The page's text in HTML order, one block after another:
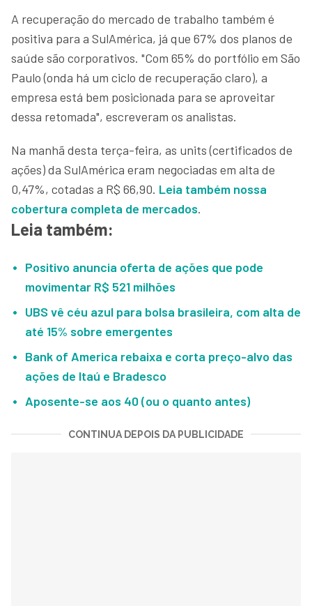
A recuperação do mercado de trabalho também é
positiva para a SulAmérica, já que 67% dos planos de
saúde são corporativos. "Com 65% do portfólio em São
Paulo (onda há um ciclo de recuperação claro), a
empresa está bem posicionada para se aproveitar
dessa retomada", escreveram os analistas.
Na manhã desta terça-feira, as units (certificados de
ações) da SulAmérica eram negociadas em alta de
0,47%, cotadas a R$ 66,90. Leia também nossa
cobertura completa de mercados.
Leia também:
Positivo anuncia oferta de ações que pode
movimentar R$ 521 milhões
UBS vê céu azul para bolsa brasileira, com alta de
até 15% sobre emergentes
Bank of America rebaixa e corta preço-alvo das
ações de Itaú e Bradesco
Aposente-se aos 40 (ou o quanto antes)
CONTINUA DEPOIS DA PUBLICIDADE